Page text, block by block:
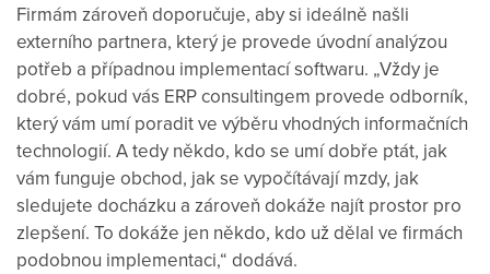
Firmám zároveň doporučuje, aby si ideálně našli
externího partnera, který je provede úvodní analýzou
potřeb a případnou implementací softwaru. „Vždy je
dobré, pokud vás ERP consultingem provede odborník,
který vám umí poradit ve výběru vhodných informačních
technologií. A tedy někdo, kdo se umí dobře ptát, jak
vám funguje obchod, jak se vypočítávají mzdy, jak
sledujete docházku a zároveň dokáže najít prostor pro
zlepšení. To dokáže jen někdo, kdo už dělal ve firmách
podobnou implementaci,“ dodává.